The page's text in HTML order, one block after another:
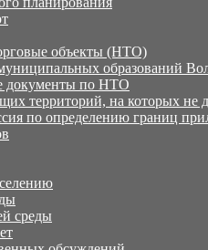
объекты (НТО)
образований
документы по НТО
территорий, на которых не
по определению границ
среды